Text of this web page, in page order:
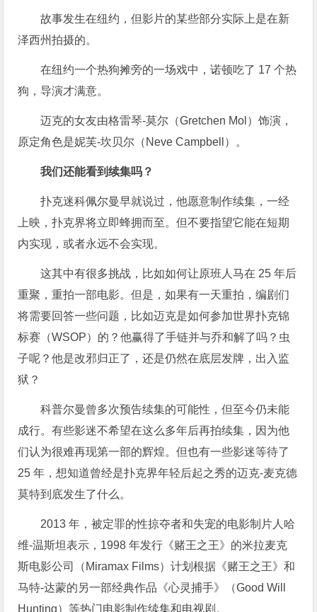
故事发生在纽约，但影片的某些部分实际上是在新
泽西州拍摄的。
在纽约一个热狗摊旁的一场戏中，诺顿吃了 17 个热
狗，导演才满意。
迈克的女友由格雷琴-莫尔（Gretchen Mol）饰演，
原定角色是妮芙-坎贝尔（Neve Campbell）。
我们还能看到续集吗？
扑克迷科佩尔曼早就说过，他愿意制作续集，一经
上映，扑克界将立即蜂拥而至。但不要指望它能在短期
内实现，或者永远不会实现。
这其中有很多挑战，比如如何让原班人马在 25 年后
重聚，重拍一部电影。但是，如果有一天重拍，编剧们
将需要回答一些问题，比如迈克是如何参加世界扑克锦
标赛（WSOP）的？他赢得了手链并与乔和解了吗？虫
子呢？他是改邪归正了，还是仍然在底层发牌，出入监
狱？
科普尔曼曾多次预告续集的可能性，但至今仍未能
成行。有些影迷不希望在这么多年后再拍续集，因为他
们认为很难再现第一部的辉煌。但也有一些影迷等待了
25 年，想知道曾经是扑克界年轻后起之秀的迈克-麦克德
莫特到底发生了什么。
2013 年，被定罪的性掠夺者和失宠的电影制片人哈
维-温斯坦表示，1998 年发行《赌王之王》的米拉麦克
斯电影公司（Miramax Films）计划根据《赌王之王》和
马特-达蒙的另一部经典作品《心灵捕手》（Good Will
Hunting）等热门电影制作续集和电视剧。